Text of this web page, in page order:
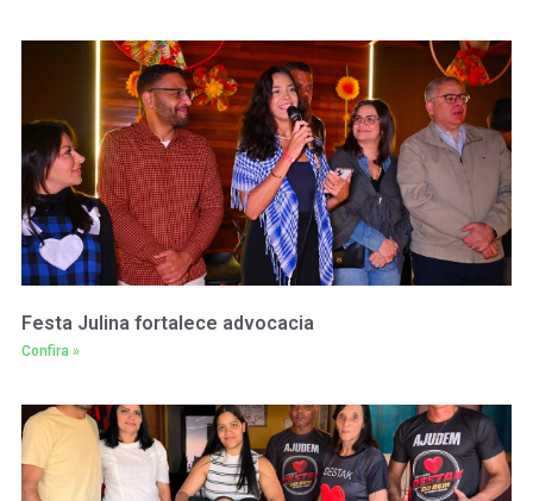
Festa Julina fortalece advocacia
Confira »